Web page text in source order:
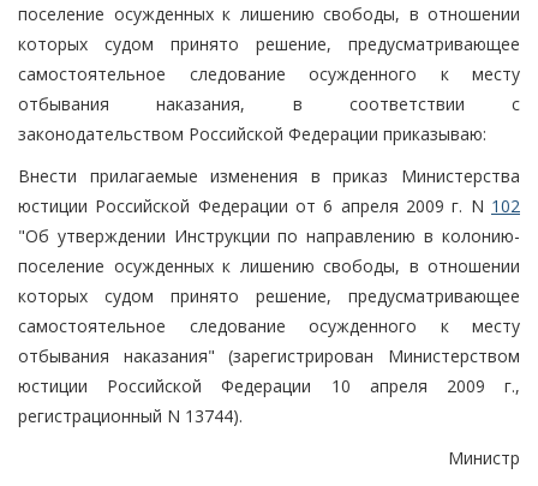
поселение осужденных к лишению свободы, в отношении
которых судом принято решение, предусматривающее
самостоятельное следование осужденного к месту
отбывания наказания, в соответствии с
законодательством Российской Федерации приказываю:
Внести прилагаемые изменения в приказ Министерства
юстиции Российской Федерации от 6 апреля 2009 г. N 102
"Об утверждении Инструкции по направлению в колонию-
поселение осужденных к лишению свободы, в отношении
которых судом принято решение, предусматривающее
самостоятельное следование осужденного к месту
отбывания наказания" (зарегистрирован Министерством
юстиции Российской Федерации 10 апреля 2009 г.,
регистрационный N 13744).
Министр